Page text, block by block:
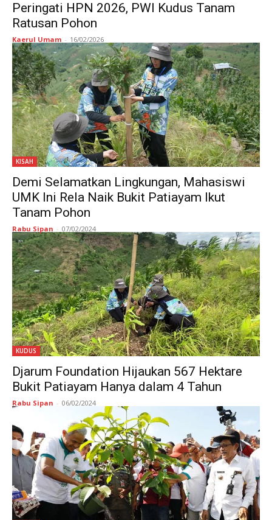
Peringati HPN 2026, PWI Kudus Tanam
Ratusan Pohon
Kaerul Umam - 16/02/2026
KISAH
Demi Selamatkan Lingkungan, Mahasiswi
UMK Ini Rela Naik Bukit Patiayam Ikut
Tanam Pohon
Rabu Sipan - 07/02/2024
KUDUS
Djarum Foundation Hijaukan 567 Hektare
Bukit Patiayam Hanya dalam 4 Tahun
Rabu Sipan - 06/02/2024